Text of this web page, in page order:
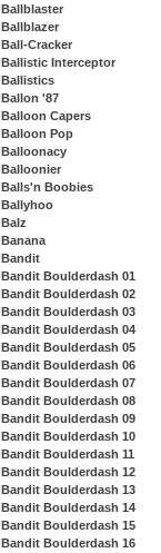
Ballblaster
Ballblazer
Ball-Cracker
Ballistic Interceptor
Ballistics
Ballon '87
Balloon Capers
Balloon Pop
Balloonacy
Balloonier
Balls'n Boobies
Ballyhoo
Balz
Banana
Bandit
Bandit Boulderdash 01
Bandit Boulderdash 02
Bandit Boulderdash 03
Bandit Boulderdash 04
Bandit Boulderdash 05
Bandit Boulderdash 06
Bandit Boulderdash 07
Bandit Boulderdash 08
Bandit Boulderdash 09
Bandit Boulderdash 10
Bandit Boulderdash 11
Bandit Boulderdash 12
Bandit Boulderdash 13
Bandit Boulderdash 14
Bandit Boulderdash 15
Bandit Boulderdash 16